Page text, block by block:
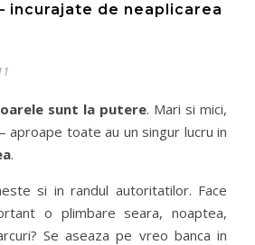
incurajate de neaplicarea
sunt la putere. Mari si mici,
aproape toate au un singur lucru in
.
si in randul autoritatilor. Face
o plimbare seara, noaptea,
Se aseaza pe vreo banca in